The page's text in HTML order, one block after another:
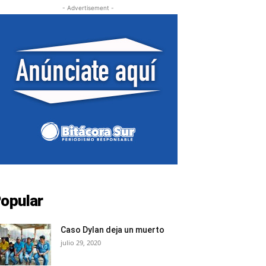
- Advertisement -
Caso Dylan deja un muerto
julio 29, 2020